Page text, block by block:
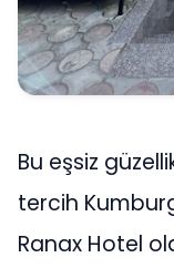
Bu eşsiz
tercih
Ranax Hotel